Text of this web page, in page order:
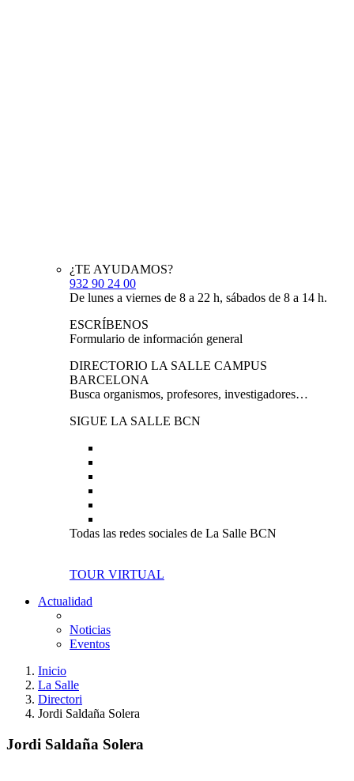
¿TE AYUDAMOS?
932 90 24 00
De lunes a viernes de 8 a 22 h, sábados de 8 a 14 h.
ESCRÍBENOS
Formulario de información general
DIRECTORIO LA SALLE CAMPUS
BARCELONA
Busca organismos, profesores, investigadores…
SIGUE LA SALLE BCN
Todas las redes sociales de La Salle BCN
TOUR VIRTUAL
Actualidad
Noticias
Eventos
Inicio
La Salle
Directori
Jordi Saldaña Solera
Jordi Saldaña Solera